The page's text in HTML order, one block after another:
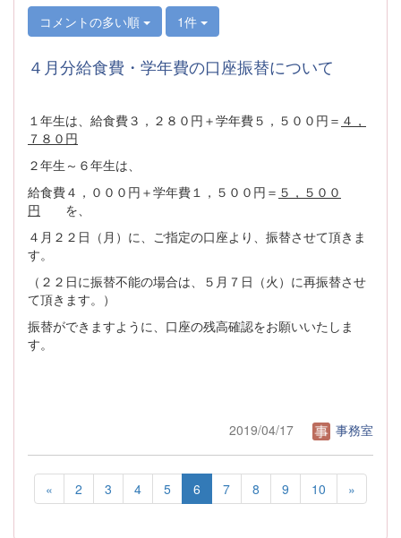
コメントの多い順 1件
４月分給食費・学年費の口座振替について
１年生は、給食費３，２８０円＋学年費５，５００円＝ ４，
７８０円
２年生～６年生は、
給食費４，０００円＋学年費１，５００円＝ ５，５００
円 を、
４月２２日（月）に、ご指定の口座より、振替させて頂きま
す。
（２２日に振替不能の場合は、５月７日（火）に再振替させ
て頂きます。）
振替ができますように、口座の残高確認をお願いいたしま
す。
2019/04/17 事務室
« 2 3 4 5 6 7 8 9 10 »